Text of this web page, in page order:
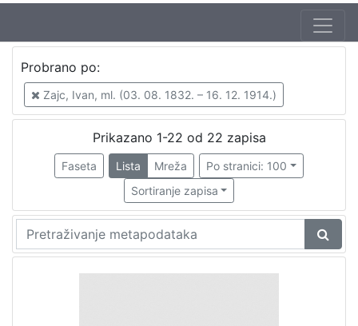
Autor
Zajc, Ivan, ml. (03. 08. 1832. – 16. 12. 1914.)
22Probrano po:
Zajc, Ivan, ml. (03. 08. 1832. – 16. 12. 1914.)
Prikazano 1-22 od 22 zapisa
Faseta Lista Mreža
Po stranici: 100
Sortiranje zapisa